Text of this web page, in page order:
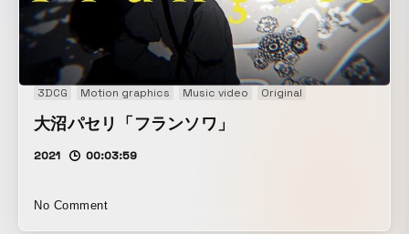
3DCG Motion graphics Music video Original
大沼パセリ「フランソワ」
2021 00:03:59
No Comment